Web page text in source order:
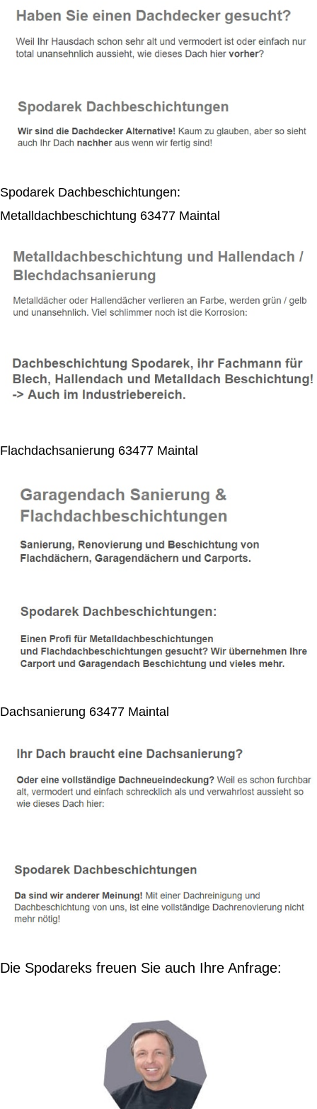
Spodarek Dachbeschichtungen:
Metalldachbeschichtung 63477 Maintal
Flachdachsanierung 63477 Maintal
Dachsanierung 63477 Maintal
Die Spodareks freuen Sie auch Ihre Anfrage: